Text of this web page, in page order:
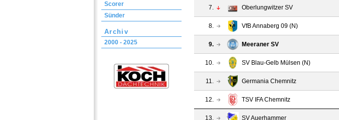
Scorer
Sünder
Archiv
2000 - 2025
7. Oberlungwitzer SV
8. VfB Annaberg 09 (N)
9. Meeraner SV
10. SV Blau-Gelb Mülsen (N)
11. Germania Chemnitz
12. TSV IFA Chemnitz
13. SV Auerhammer